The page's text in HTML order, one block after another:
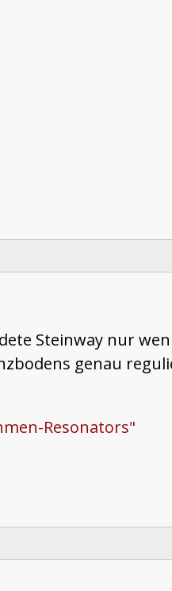
Steinway nur
genau
Resonators"